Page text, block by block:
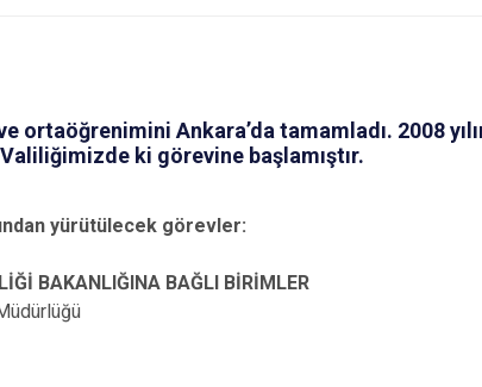
ortaöğrenimini Ankara’da tamamladı. 2008
ki görevine başlamıştır.
yürütülecek görevler:
BAKANLIĞINA BAĞLI BİRİMLER